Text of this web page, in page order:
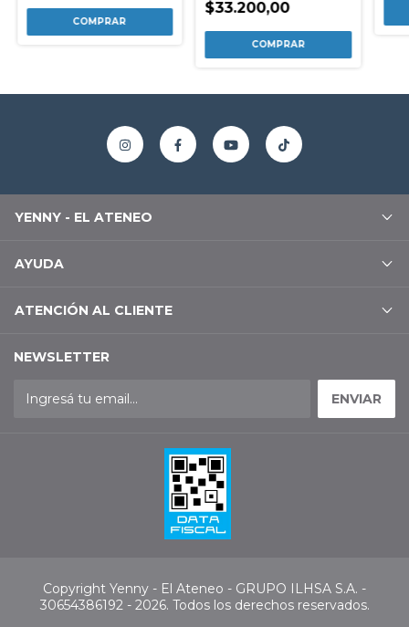
$33.200,00
YENNY - EL ATENEO
AYUDA
ATENCIÓN AL CLIENTE
NEWSLETTER
Copyright Yenny - El Ateneo - GRUPO ILHSA S.A. -
30654386192 - 2026. Todos los derechos reservados.